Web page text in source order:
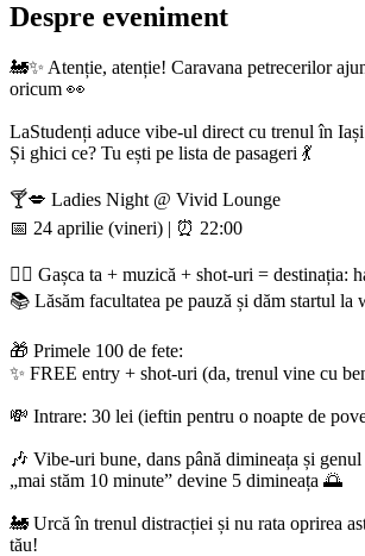
Despre eveniment
🚂✨ Atenție, atenție! Caravana petrecerilor
oricum 👀
LaStudenți aduce vibe-ul direct cu trenul în
Și ghici ce? Tu ești pe lista de pasageri 💃
🍸💋 Ladies Night @ Vivid Lounge
📅 24 aprilie (vineri) | ⏰ 22:00
👯‍♀️ Gașca ta + muzică + shot-uri = destinația:
📚 Lăsăm facultatea pe pauză și dăm startul la
🎁 Primele 100 de fete:
✨ FREE entry + shot-uri (da, trenul vine cu
💸 Intrare: 30 lei (ieftin pentru o noapte de
🎶 Vibe-uri bune, dans până dimineața și genul
„mai stăm 10 minute” devine 5 dimineața 🌅
🚂 Urcă în trenul distracției și nu rata oprirea
tău!